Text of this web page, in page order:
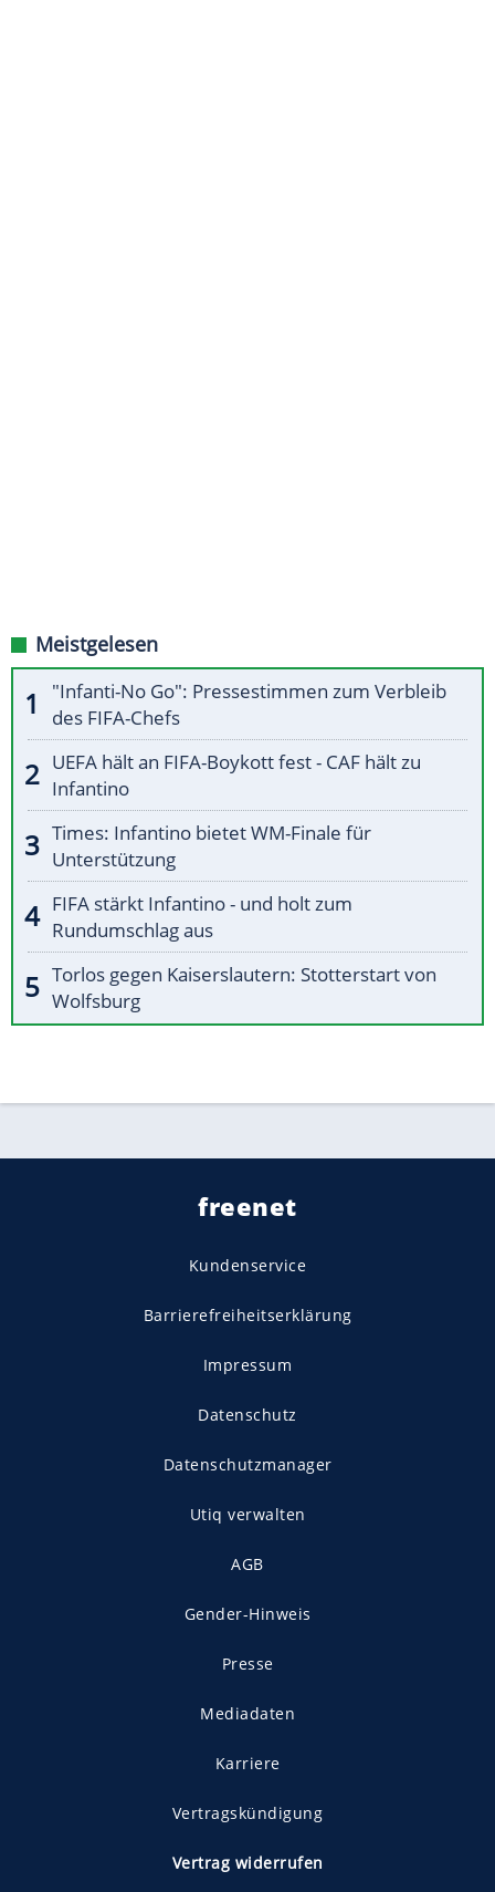
Meistgelesen
"Infanti-No Go": Pressestimmen zum Verbleib
des FIFA-Chefs
UEFA hält an FIFA-Boykott fest - CAF hält zu
Infantino
Times: Infantino bietet WM-Finale für
Unterstützung
FIFA stärkt Infantino - und holt zum
Rundumschlag aus
Torlos gegen Kaiserslautern: Stotterstart von
Wolfsburg
freenet
Kundenservice
Barrierefreiheitserklärung
Impressum
Datenschutz
Datenschutzmanager
Utiq verwalten
AGB
Gender-Hinweis
Presse
Mediadaten
Karriere
Vertragskündigung
Vertrag widerrufen